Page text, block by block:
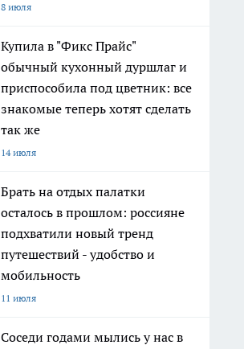
8 июля
Купила в "Фикс Прайс"
обычный кухонный дуршлаг и
приспособила под цветник: все
знакомые теперь хотят сделать
так же
14 июля
Брать на отдых палатки
осталось в прошлом: россияне
подхватили новый тренд
путешествий - удобство и
мобильность
11 июля
Соседи годами мылись у нас в